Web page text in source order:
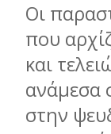
Οι
που
και
ανάμεσα
στην